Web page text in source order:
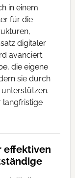
in einem
für die
digitaler
avanciert.
die eigene
sie durch
langfristige
effektiven